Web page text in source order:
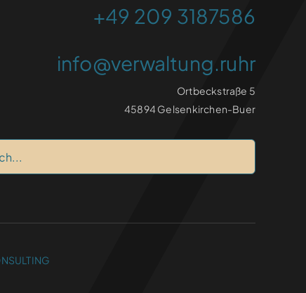
+49 209 3187586
info@verwaltung.ruhr
Ortbeckstraße 5
45894 Gelsenkirchen-Buer